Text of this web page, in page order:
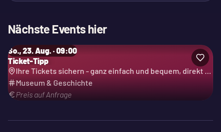
Nächste Events hier
So., 23. Aug. · 09:00
Ticket-Tipp
Ihre Tickets sichern - ganz einfach und bequem, direkt über uns. Top-Veranstaltung Kunst
Museum & Geschichte
Preis auf Anfrage